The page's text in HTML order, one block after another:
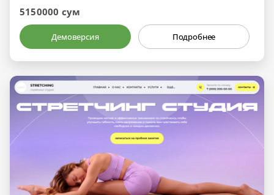
5150000 сум
Демоверсия Подробнее